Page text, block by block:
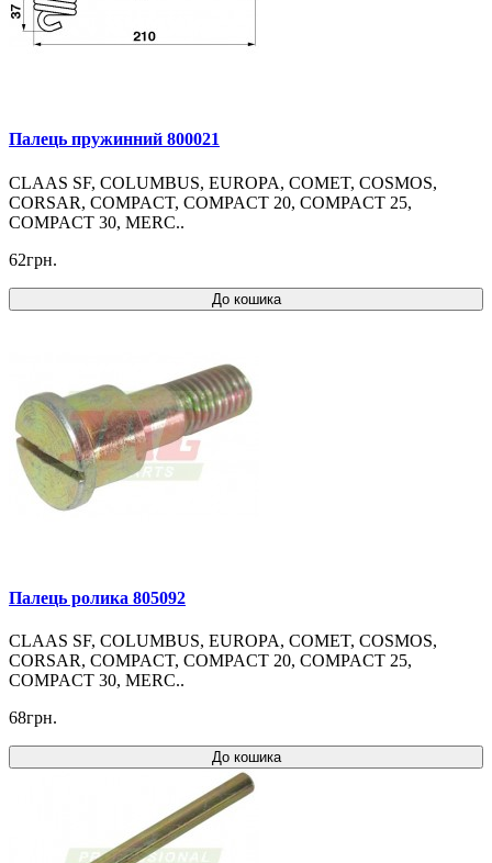
Палець пружинний 800021
CLAAS SF, COLUMBUS, EUROPA, COMET, COSMOS,
CORSAR, COMPACT, COMPACT 20, COMPACT 25,
COMPACT 30, MERC..
62грн.
До кошика
Палець ролика 805092
CLAAS SF, COLUMBUS, EUROPA, COMET, COSMOS,
CORSAR, COMPACT, COMPACT 20, COMPACT 25,
COMPACT 30, MERC..
68грн.
До кошика